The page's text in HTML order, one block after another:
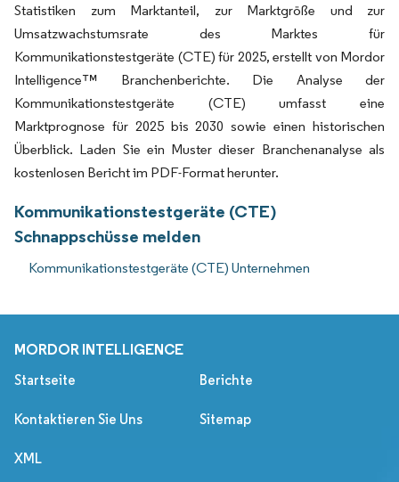
Statistiken zum Marktanteil, zur Marktgröße und zur
Umsatzwachstumsrate des Marktes für
Kommunikationstestgeräte (CTE) für 2025, erstellt von Mordor
Intelligence™ Branchenberichte. Die Analyse der
Kommunikationstestgeräte (CTE) umfasst eine
Marktprognose für 2025 bis 2030 sowie einen historischen
Überblick. Laden Sie ein Muster dieser Branchenanalyse als
kostenlosen Bericht im PDF-Format herunter.
Kommunikationstestgeräte (CTE)
Schnappschüsse melden
Kommunikationstestgeräte (CTE) Unternehmen
MORDOR INTELLIGENCE
Startseite Berichte
Kontaktieren Sie Uns Sitemap
XML